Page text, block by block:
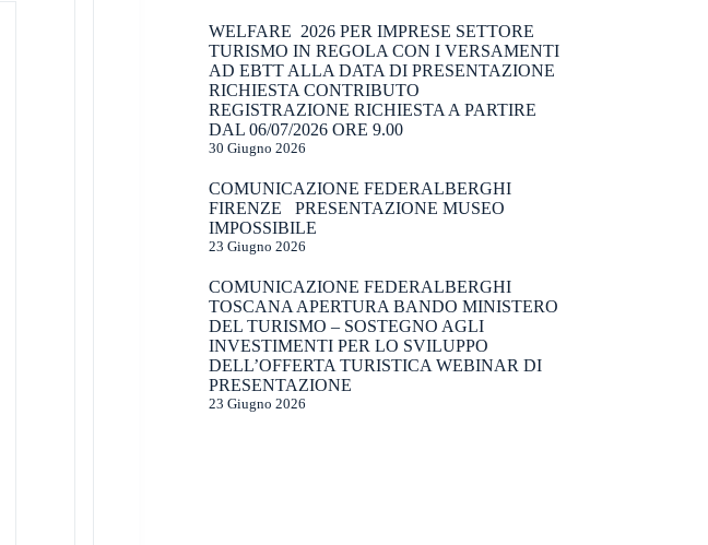
WELFARE 2026 PER IMPRESE SETTORE
TURISMO IN REGOLA CON I VERSAMENTI
AD EBTT ALLA DATA DI PRESENTAZIONE
RICHIESTA CONTRIBUTO
REGISTRAZIONE RICHIESTA A PARTIRE
DAL 06/07/2026 ORE 9.00
30 Giugno 2026
COMUNICAZIONE FEDERALBERGHI
FIRENZE PRESENTAZIONE MUSEO
IMPOSSIBILE
23 Giugno 2026
COMUNICAZIONE FEDERALBERGHI
TOSCANA APERTURA BANDO MINISTERO
DEL TURISMO – SOSTEGNO AGLI
INVESTIMENTI PER LO SVILUPPO
DELL’OFFERTA TURISTICA WEBINAR DI
PRESENTAZIONE
23 Giugno 2026